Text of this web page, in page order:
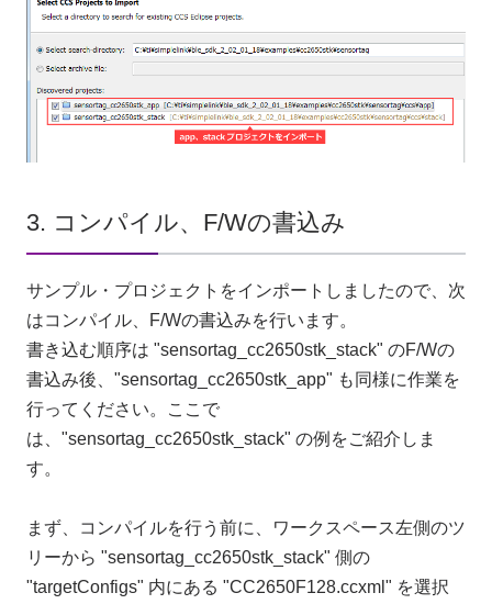
3. コンパイル、F/Wの書込み
サンプル・プロジェクトをインポートしましたので、次
はコンパイル、F/Wの書込みを行います。
書き込む順序は "sensortag_cc2650stk_stack" のF/Wの
書込み後、"sensortag_cc2650stk_app" も同様に作業を
行ってください。ここで
は、"sensortag_cc2650stk_stack" の例をご紹介しま
す。
まず、コンパイルを行う前に、ワークスペース左側のツ
リーから "sensortag_cc2650stk_stack" 側の
"targetConfigs" 内にある "CC2650F128.ccxml" を選択